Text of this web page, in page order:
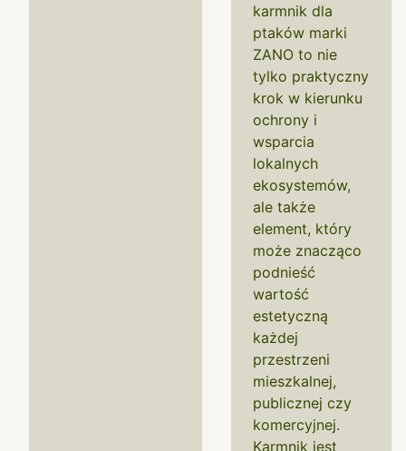
karmnik dla
ptaków marki
ZANO to nie
tylko praktyczny
krok w kierunku
ochrony i
wsparcia
lokalnych
ekosystemów,
ale także
element, który
może znacząco
podnieść
wartość
estetyczną
każdej
przestrzeni
mieszkalnej,
publicznej czy
komercyjnej.
Karmnik jest